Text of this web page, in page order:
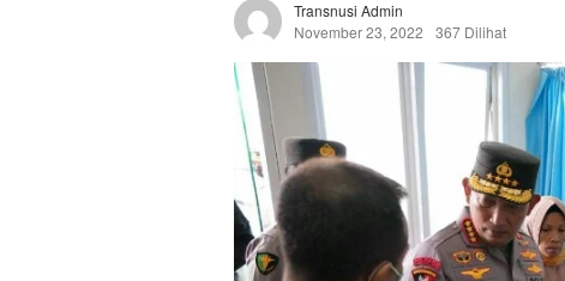
Transnusi Admin
November 23, 2022
367 Dilihat